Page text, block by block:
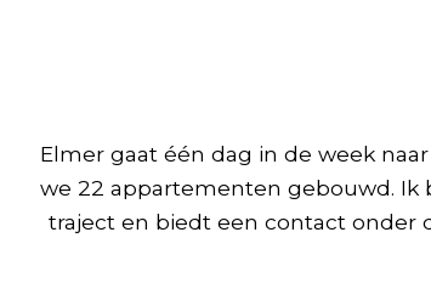
Elmer gaat één dag in de week
we 22 appartementen gebouwd. Ik
traject en biedt een contact onder